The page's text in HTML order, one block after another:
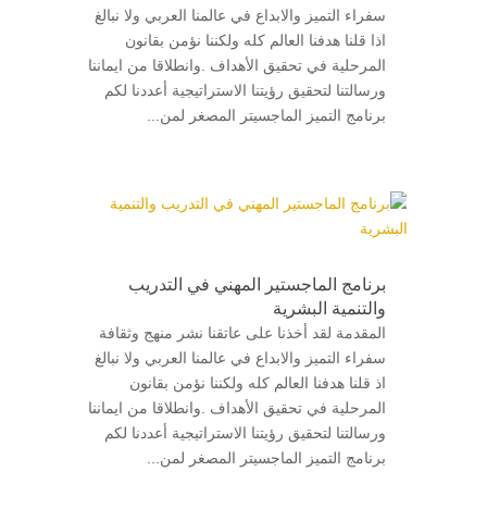
سفراء التميز والابداع في عالمنا العربي ولا نبالغ
اذا قلنا هدفنا العالم كله ولكننا نؤمن بقانون
المرحلية في تحقيق الأهداف .وانطلاقا من ايماننا
ورسالتنا لتحقيق رؤيتنا الاستراتيجية أعددنا لكم
برنامج التميز الماجسيتر المصغر لمن...
برنامج الماجستير المهني في التدريب
والتنمية البشرية
المقدمة لقد أخذنا على عاتقنا نشر منهج وثقافة
سفراء التميز والابداع في عالمنا العربي ولا نبالغ
اذ قلنا هدفنا العالم كله ولكننا نؤمن بقانون
المرحلية في تحقيق الأهداف .وانطلاقا من ايماننا
ورسالتنا لتحقيق رؤيتنا الاستراتيجية أعددنا لكم
برنامج التميز الماجسيتر المصغر لمن...